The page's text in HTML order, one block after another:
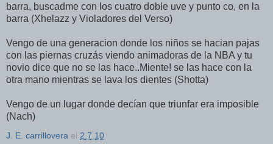
barra, buscadme con los cuatro doble uve y punto co, en la
barra (Xhelazz y Violadores del Verso)
Vengo de una generacion donde los niños se hacian pajas
con las piernas cruzás viendo animadoras de la NBA y tu
novio dice que no se las hace..Miente! se las hace con la
otra mano mientras se lava los dientes (Shotta)
Vengo de un lugar donde decían que triunfar era imposible
(Nach)
J. E. carrillovera el 2.7.10